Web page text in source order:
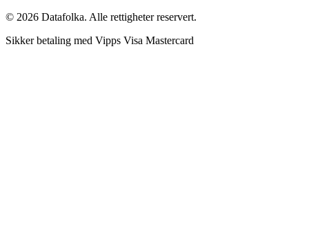
© 2026 Datafolka. Alle rettigheter reservert.
Sikker betaling med Vipps Visa Mastercard